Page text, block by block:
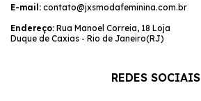
E-mail: contato@jxsmodafeminina.com.br
Endereço: Rua Manoel Correia, 18 Loja
Duque de Caxias - Rio de Janeiro(RJ)
REDES SOCIAIS